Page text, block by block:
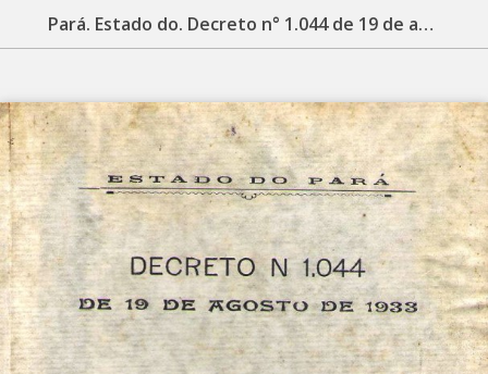
Pará. Estado do. Decreto n° 1.044 de 19 de agosto de 1933: da nova regulamentação ao serviço de terras do estado. Belém: Typographia do Instituto D. Macedo Costa, 1933. 70 p.